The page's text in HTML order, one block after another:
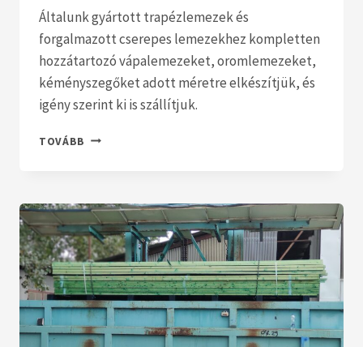
Általunk gyártott trapézlemezek és
forgalmazott cserepes lemezekhez kompletten
hozzátartozó vápalemezeket, oromlemezeket,
kéményszegőket adott méretre elkészítjük, és
igény szerint ki is szállítjuk.
TOVÁBB ÉLHAJLÍTÁS